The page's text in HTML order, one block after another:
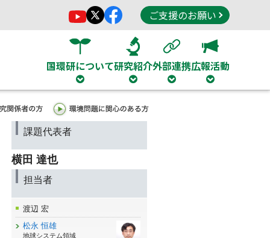
ご支援のお願い
国環研について研究紹介外部連携広報活動
課題代表者
横田 達也
担当者
渡辺 宏
松永 恒雄
地球システム領域